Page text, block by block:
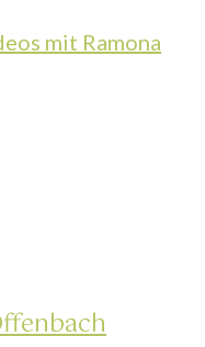
mit Ramona